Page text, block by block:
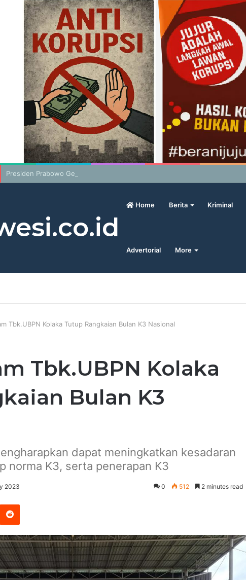
Presiden Prabowo Geram Sama Pengamat, Menilai Harga Beras Terlalu Mahal
Home Berita Kriminal
Advertorial More
Tbk.UBPN Kolaka Tutup Rangkaian Bulan K3 Nasional
Tbk.UBPN Kolaka
Bulan K3
dapat meningkatkan kesadaran
norma K3, serta penerapan K3
2023 0 512 2 minutes read